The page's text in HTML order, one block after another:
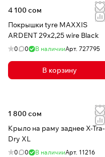
4 100 сом
Покрышки tyre MAXXIS
ARDENT 29x2,25 wire Black
0 0 В наличииАрт. 727795
В корзину
1 800 сом
Крыло на раму заднее X-Tra-
Dry XL
0 0 В наличииАрт. 11216